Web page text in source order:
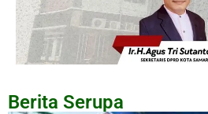
Berita Serupa